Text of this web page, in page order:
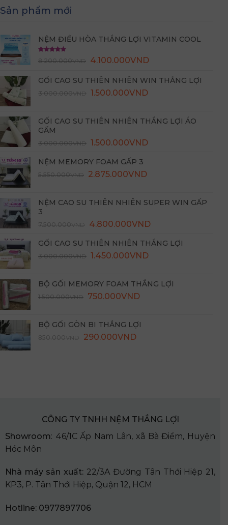
Sản phẩm mới
NỆM ĐIỀU HÒA THẮNG LỢI VITAMIN COOL
hạng5.00
8.200.000VND 4.100.000VND
GỐI CAO SU THIÊN NHIÊN WIN THẮNG LỢI
3.000.000VND Giá
3.000.000VND.
1.500.000VNDGiá
là:
GỐI CAO SU THIÊN NHIÊN THẮNG LỢI ÁO
GẤM
3.000.000VND Giá
là:
3.000.000VND.
1.500.000VNDGiá
NỆM MEMORY FOAM GẤP 3
5.550.000VND 2.875.000VND
NỆM CAO SU THIÊN NHIÊN SUPER WIN GẤP
3
7.500.000VND 4.800.000VND
GỐI CAO SU THIÊN NHIÊN THẮNG LỢI
3.000.000VND Giá
3.000.000VND.
1.450.000VNDGiá
là:
BỘ GỐI MEMORY FOAM THẮNG LỢI
1.500.000VND Giá
1.500.000VND.
750.000VNDGiá
là:
BỘ GỐI GÒN BI THẮNG LỢI
850.000VND Giá
290.000VNDGiá
CÔNG TY TNHH NỆM THẮNG LỢI
Showroom: 46/1C Ấp Nam Lân, xã Bà Điểm, Huyện
Hóc Môn
Nhà máy sản xuất: 22/3A Đường Tân Thới Hiệp 21,
KP3, P. Tân Thới Hiệp, Quận 12, HCM
Hotline: 0977897706